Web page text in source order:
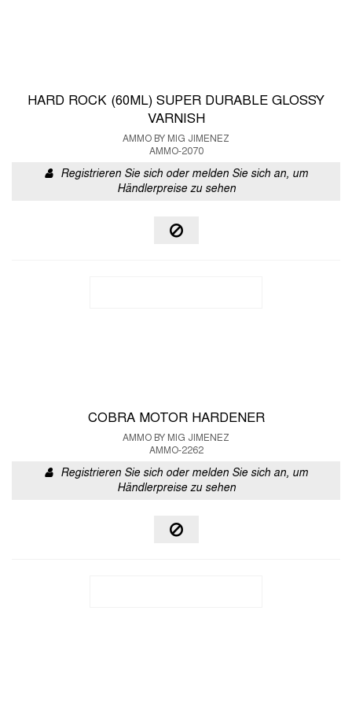
HARD ROCK (60ML) SUPER DURABLE GLOSSY
VARNISH
AMMO BY MIG JIMENEZ
AMMO-2070
Registrieren Sie sich oder melden Sie sich an, um
Händlerpreise zu sehen
COBRA MOTOR HARDENER
AMMO BY MIG JIMENEZ
AMMO-2262
Registrieren Sie sich oder melden Sie sich an, um
Händlerpreise zu sehen